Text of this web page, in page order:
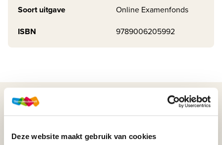
Deze website maakt gebruik van cookies
Soort uitgave
Online Examenfonds
ISBN
9789006205992
WIJ STAAN VOOR JE KLAAR!
033-4483000